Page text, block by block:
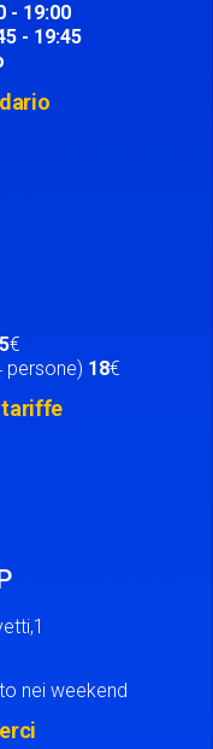
- 19:00
- 19:45
5€
persone) 18€
tariffe
nei weekend